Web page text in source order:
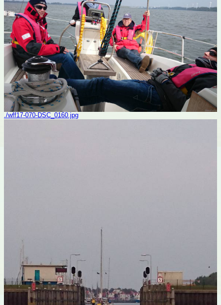
./wff17-070-DSC_0160.jpg